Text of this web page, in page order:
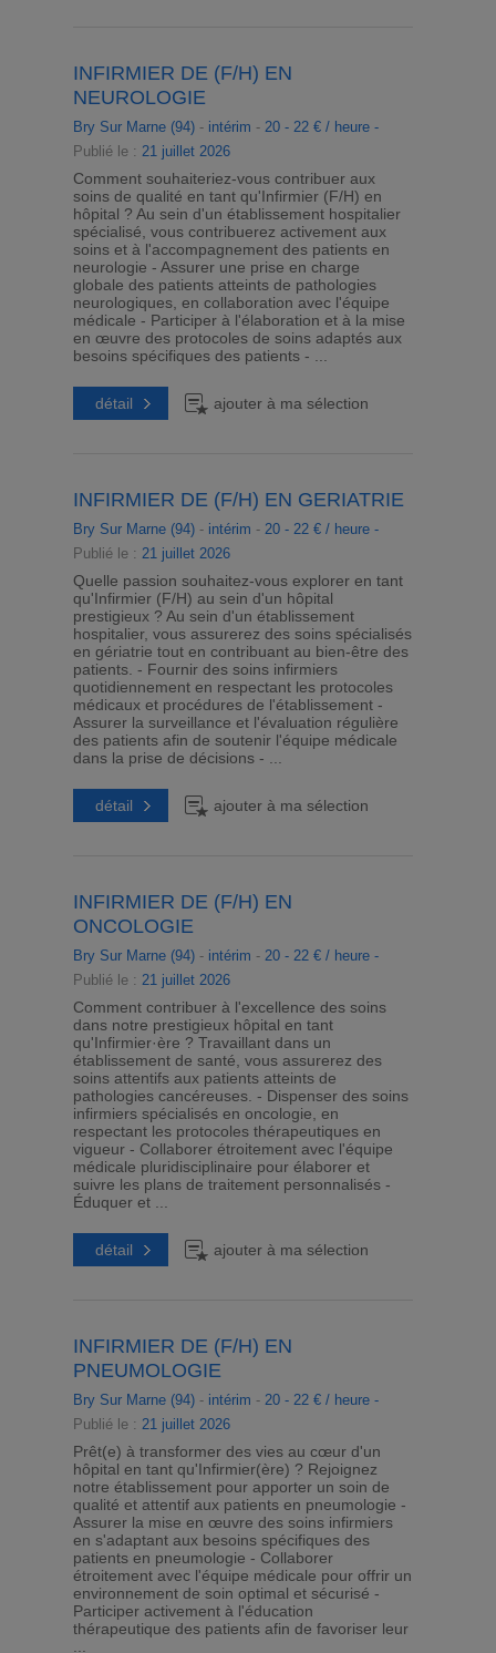
INFIRMIER DE (F/H) EN
NEUROLOGIE
Bry Sur Marne (94)- intérim - 20 - 22 € / heure -
Publié le : 21 juillet 2026
Comment souhaiteriez-vous contribuer aux
soins de qualité en tant qu'Infirmier (F/H) en
hôpital ? Au sein d'un établissement hospitalier
spécialisé, vous contribuerez activement aux
soins et à l'accompagnement des patients en
neurologie - Assurer une prise en charge
globale des patients atteints de pathologies
neurologiques, en collaboration avec l'équipe
médicale - Participer à l'élaboration et à la mise
en œuvre des protocoles de soins adaptés aux
besoins spécifiques des patients - ...
détail ajouter à ma sélection
INFIRMIER DE (F/H) EN GERIATRIE
Bry Sur Marne (94)- intérim - 20 - 22 € / heure -
Publié le : 21 juillet 2026
Quelle passion souhaitez-vous explorer en tant
qu'Infirmier (F/H) au sein d'un hôpital
prestigieux ? Au sein d'un établissement
hospitalier, vous assurerez des soins spécialisés
en gériatrie tout en contribuant au bien-être des
patients. - Fournir des soins infirmiers
quotidiennement en respectant les protocoles
médicaux et procédures de l'établissement -
Assurer la surveillance et l'évaluation régulière
des patients afin de soutenir l'équipe médicale
dans la prise de décisions - ...
détail ajouter à ma sélection
INFIRMIER DE (F/H) EN
ONCOLOGIE
Bry Sur Marne (94)- intérim - 20 - 22 € / heure -
Publié le : 21 juillet 2026
Comment contribuer à l'excellence des soins
dans notre prestigieux hôpital en tant
qu'Infirmier·ère ? Travaillant dans un
établissement de santé, vous assurerez des
soins attentifs aux patients atteints de
pathologies cancéreuses. - Dispenser des soins
infirmiers spécialisés en oncologie, en
respectant les protocoles thérapeutiques en
vigueur - Collaborer étroitement avec l'équipe
médicale pluridisciplinaire pour élaborer et
suivre les plans de traitement personnalisés -
Éduquer et ...
détail ajouter à ma sélection
INFIRMIER DE (F/H) EN
PNEUMOLOGIE
Bry Sur Marne (94)- intérim - 20 - 22 € / heure -
Publié le : 21 juillet 2026
Prêt(e) à transformer des vies au cœur d'un
hôpital en tant qu'Infirmier(ère) ? Rejoignez
notre établissement pour apporter un soin de
qualité et attentif aux patients en pneumologie -
Assurer la mise en œuvre des soins infirmiers
en s'adaptant aux besoins spécifiques des
patients en pneumologie - Collaborer
étroitement avec l'équipe médicale pour offrir un
environnement de soin optimal et sécurisé -
Participer activement à l'éducation
thérapeutique des patients afin de favoriser leur
...